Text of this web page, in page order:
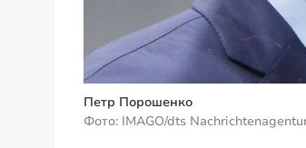
Петр Порошенко
Фото: IMAGO/dts